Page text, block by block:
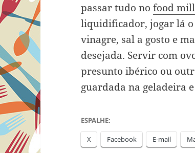
passar tudo nofood mill
liquidificador, jogar lá o
vinagre, sal a gosto e
desejada. Servir com
presunto ibérico ou
guardada na geladeira
ESPALHE:
X Facebook E-mail